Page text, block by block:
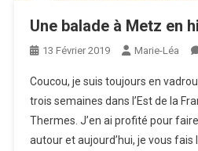
Une balade à Metz en
13 Février 2019 Marie-Léa
Coucou, je suis toujours en
trois semaines dans l’Est de la
Thermes. J’en ai profité pour
autour et aujourd’hui, je vous